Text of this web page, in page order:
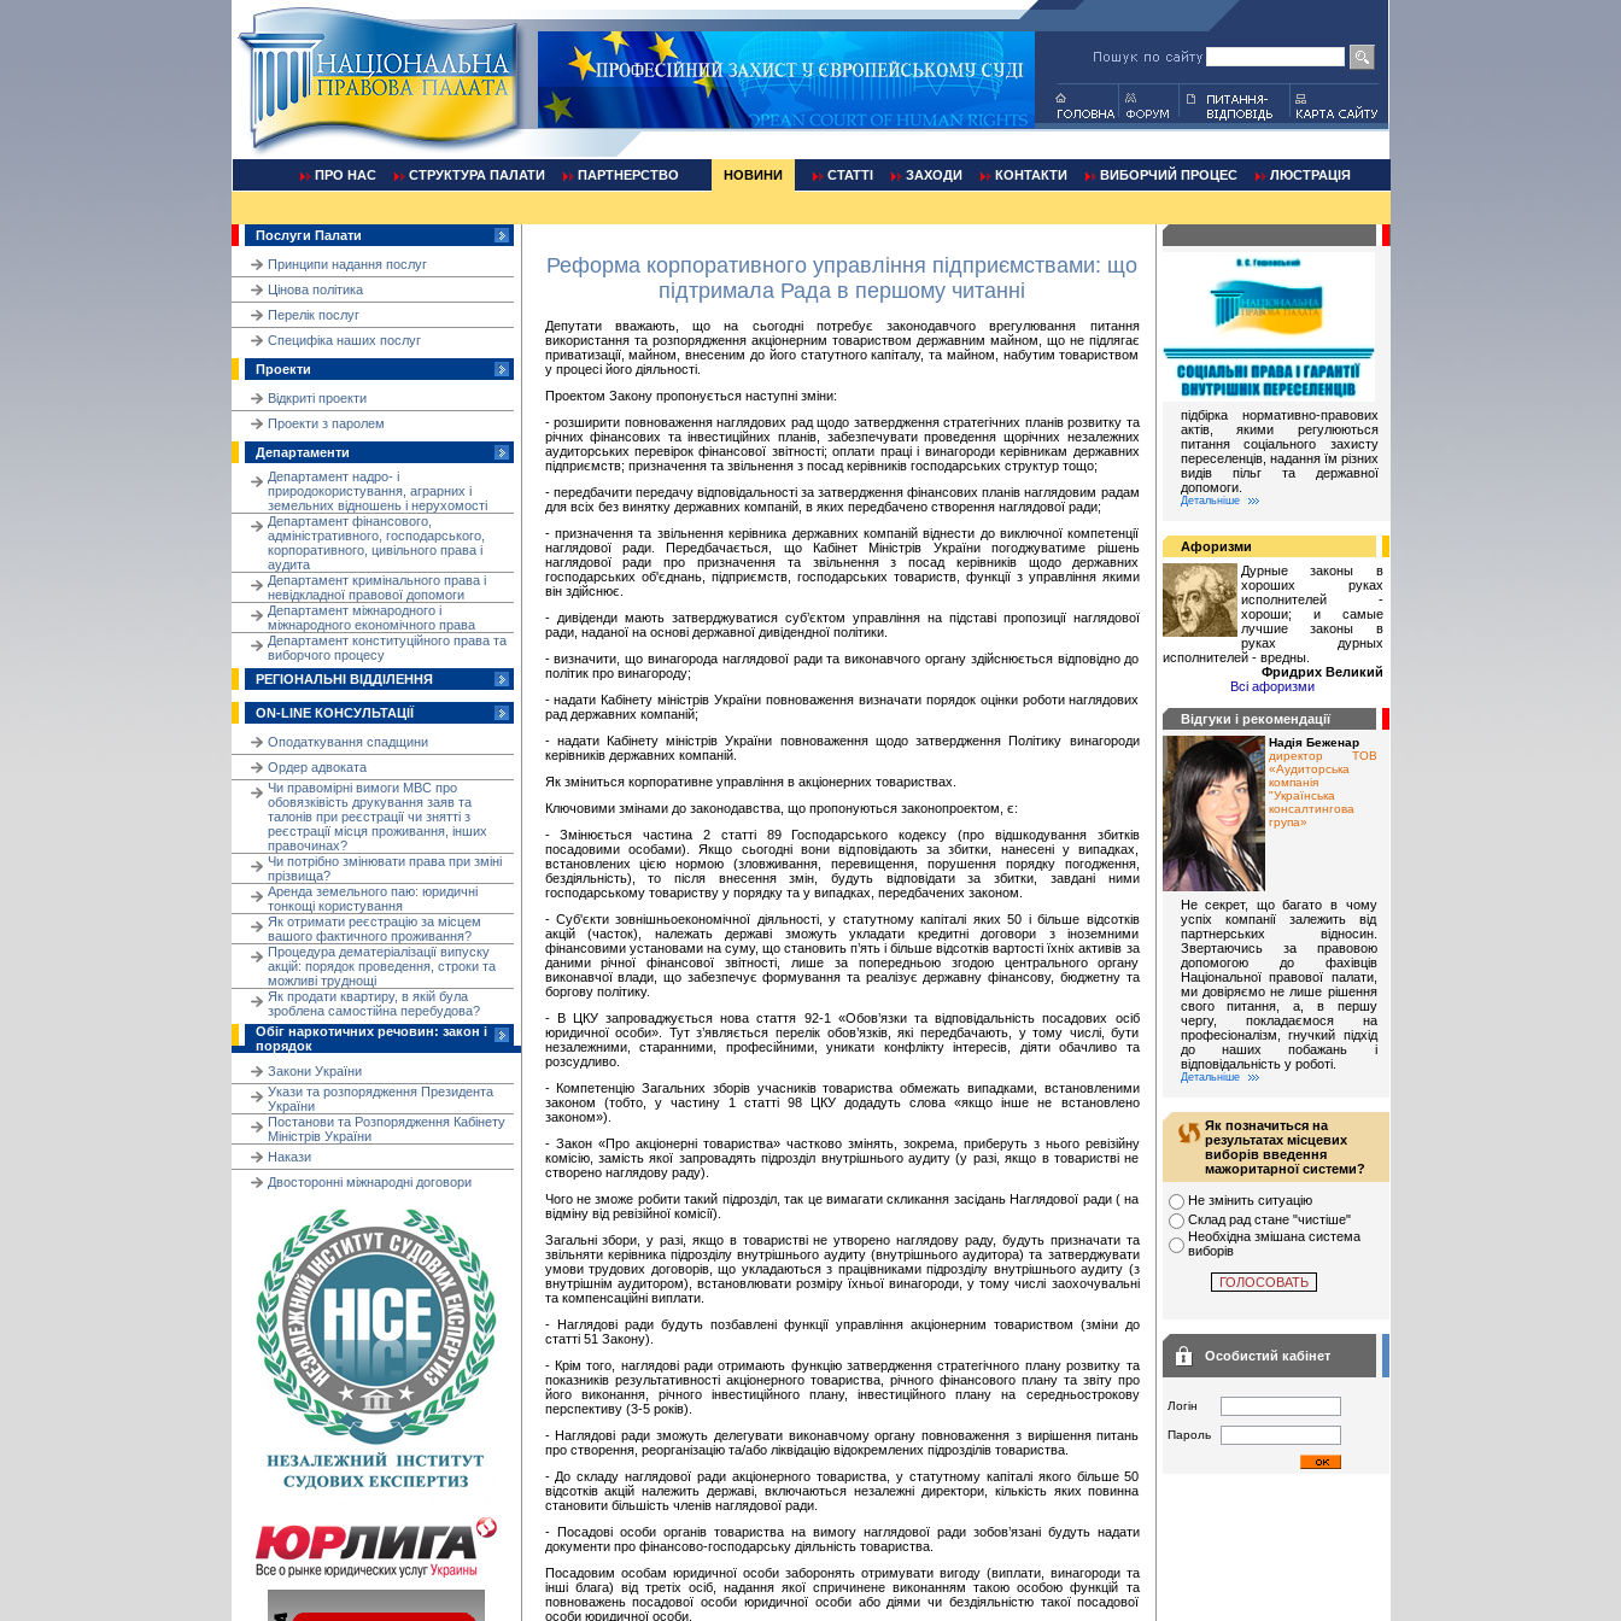
ПРО НАС СТРУКТУРА ПАЛАТИ ПАРТНЕРСТВО НОВИНИ СТАТТІ ЗАХОДИ КОНТАКТИ ВИБОРЧИЙ ПРОЦЕС ЛЮСТРАЦІЯ
Послуги Палати
Принципи надання послуг
Цінова політика
Перелік послуг
Cпецифіка наших послуг
Проекти
Відкриті проекти
Проекти з паролем
Департаменти
Департамент надро- і
природокористування, аграрних і
земельних відношень і нерухомості
Департамент фінансового,
адміністративного, господарського,
корпоративного, цивільного права і
аудита
Департамент кримінального права і
невідкладної правової допомоги
Департамент міжнародного і
міжнародного економічного права
Департамент конституційного права та
виборчого процесу
РЕГІОНАЛЬНІ ВІДДІЛЕННЯ
ON-LINE КОНСУЛЬТАЦІЇ
Оподаткування спадщини
Ордер адвоката
Чи правомірні вимоги МВС про
обовязківість друкування заяв та
талонів при реєстрації чи знятті з
реєстрації місця проживання, інших
правочинах?
Чи потрібно змінювати права при зміні
прізвища?
Аренда земельного паю: юридичні
тонкощі користування
Як отримати реєстрацію за місцем
вашого фактичного проживання?
Процедура дематеріалізації випуску
акцій: порядок проведення, строки та
можливі труднощі
Як продати квартиру, в якій була
зроблена самостійна перебудова?
Обіг наркотичних речовин: закон і
порядок
Закони України
Укази та розпорядження Президента
України
Постанови та Розпорядження Кабінету
Міністрів України
Накази
Двосторонні міжнародні договори
Реформа корпоративного управління підприємствами: що
підтримала Рада в першому читанні
Депутати вважають, що на сьогодні потребує законодавчого врегулювання питання
використання та розпорядження акціонерним товариством державним майном, що не підлягає
приватизації, майном, внесеним до його статутного капіталу, та майном, набутим товариством
у процесі його діяльності.
Проектом Закону пропонується наступні зміни:
- розширити повноваження наглядових рад щодо затвердження стратегічних планів розвитку та
річних фінансових та інвестиційних планів, забезпечувати проведення щорічних незалежних
аудиторських перевірок фінансової звітності; оплати праці і винагороди керівникам державних
підприємств; призначення та звільнення з посад керівників господарських структур тощо;
- передбачити передачу відповідальності за затвердження фінансових планів наглядовим радам
для всіх без винятку державних компаній, в яких передбачено створення наглядової ради;
- призначення та звільнення керівника державних компаній віднести до виключної компетенції
наглядової ради. Передбачається, що Кабінет Міністрів України погоджуватиме рішень
наглядової ради про призначення та звільнення з посад керівників щодо державних
господарських об'єднань, підприємств, господарських товариств, функції з управління якими
він здійснює.
- дивіденди мають затверджуватися суб’єктом управління на підставі пропозиції наглядової
ради, наданої на основі державної дивідендної політики.
- визначити, що винагорода наглядової ради та виконавчого органу здійснюється відповідно до
політик про винагороду;
- надати Кабінету міністрів України повноваження визначати порядок оцінки роботи наглядових
рад державних компаній;
- надати Кабінету міністрів України повноваження щодо затвердження Політику винагороди
керівників державних компаній.
Як зміниться корпоративне управління в акціонерних товариствах.
Ключовими змінами до законодавства, що пропонуються законопроектом, є:
- Змінюється частина 2 статті 89 Господарського кодексу (про відшкодування збитків
посадовими особами). Якщо сьогодні вони відповідають за збитки, нанесені у випадках,
встановлених цією нормою (зловживання, перевищення, порушення порядку погодження,
бездіяльність), то після внесення змін, будуть відповідати за збитки, завдані ними
господарському товариству у порядку та у випадках, передбачених законом.
- Суб'єкти зовнішньоекономічної діяльності, у статутному капіталі яких 50 і більше відсотків
акцій (часток), належать державі зможуть укладати кредитні договори з іноземними
фінансовими установами на суму, що становить п’ять і більше відсотків вартості їхніх активів за
даними річної фінансової звітності, лише за попередньою згодою центрального органу
виконавчої влади, що забезпечує формування та реалізує державну фінансову, бюджетну та
боргову політику.
- В ЦКУ запроваджується нова стаття 92-1 «Обов’язки та відповідальність посадових осіб
юридичної особи». Тут з’являється перелік обов’язків, які передбачають, у тому числі, бути
незалежними, старанними, професійними, уникати конфлікту інтересів, діяти обачливо та
розсудливо.
- Компетенцію Загальних зборів учасників товариства обмежать випадками, встановленими
законом (тобто, у частину 1 статті 98 ЦКУ додадуть слова «якщо інше не встановлено
законом»).
- Закон «Про акціонерні товариства» частково змінять, зокрема, приберуть з нього ревізійну
комісію, замість якої запровадять підрозділ внутрішнього аудиту (у разі, якщо в товаристві не
створено наглядову раду).
Чого не зможе робити такий підрозділ, так це вимагати скликання засідань Наглядової ради ( на
відміну від ревізійної комісії).
Загальні збори, у разі, якщо в товаристві не утворено наглядову раду, будуть призначати та
звільняти керівника підрозділу внутрішнього аудиту (внутрішнього аудитора) та затверджувати
умови трудових договорів, що укладаються з працівниками підрозділу внутрішнього аудиту (з
внутрішнім аудитором), встановлювати розміру їхньої винагороди, у тому числі заохочувальні
та компенсаційні виплати.
- Наглядові ради будуть позбавлені функції управління акціонерним товариством (зміни до
статті 51 Закону).
- Крім того, наглядові ради отримають функцію затвердження стратегічного плану розвитку та
показників результативності акціонерного товариства, річного фінансового плану та звіту про
його виконання, річного інвестиційного плану, інвестиційного плану на середньострокову
перспективу (3-5 років).
- Наглядові ради зможуть делегувати виконавчому органу повноваження з вирішення питань
про створення, реорганізацію та/або ліквідацію відокремлених підрозділів товариства.
- До складу наглядової ради акціонерного товариства, у статутному капіталі якого більше 50
відсотків акцій належить державі, включаються незалежні директори, кількість яких повинна
становити більшість членів наглядової ради.
- Посадові особи органів товариства на вимогу наглядової ради зобов’язані будуть надати
документи про фінансово-господарську діяльність товариства.
Посадовим особам юридичної особи заборонять отримувати вигоду (виплати, винагороди та
інші блага) від третіх осіб, надання якої спричинене виконанням такою особою функцій та
повноважень посадової особи юридичної особи або діями чи бездіяльністю такої посадової
особи юридичної особи.
підбірка нормативно-правових
актів, якими регулюються
питання соціального захисту
переселенців, надання їм різних
видів пільг та державної
допомоги.
Детальніше
Афоризми
Дурные законы в
хороших руках
исполнителей -
хороши; и самые
лучшие законы в
руках дурных
исполнителей - вредны.
Фридрих Великий
Всі афоризми
Відгуки і рекомендації
Надія Беженар
директор ТОВ
«Аудиторська
компанія
"Українська
консалтингова
група»
Не секрет, що багато в чому
успіх компанії залежить від
партнерських відносин.
Звертаючись за правовою
допомогою до фахівців
Національної правової палати,
ми довіряємо не лише рішення
свого питання, а, в першу
чергу, покладаємося на
професіоналізм, гнучкий підхід
до наших побажань і
відповідальність у роботі.
Детальніше
Як позначиться на
результатах місцевих
виборів введення
мажоритарної системи?
Не змінить ситуацію
Склад рад стане "чистіше"
Необхідна змішана система
виборів
Особистий кабінет
Логін
Пароль